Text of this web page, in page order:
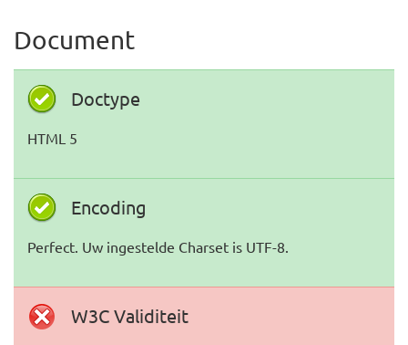
Document
Doctype
HTML 5
Encoding
Perfect. Uw ingestelde Charset is UTF-8.
W3C Validiteit